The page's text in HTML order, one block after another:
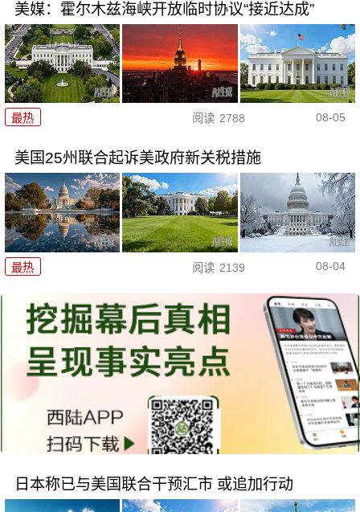
美媒：霍尔木兹海峡开放临时协议“接近达成”
最热 阅读 2788 08-05
美国25州联合起诉美政府新关税措施
最热 阅读 2139 08-04
日本称已与美国联合干预汇市 或追加行动